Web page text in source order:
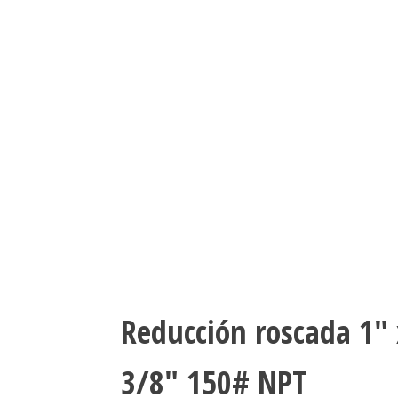
Reducción roscada 1″
3/8″ 150# NPT